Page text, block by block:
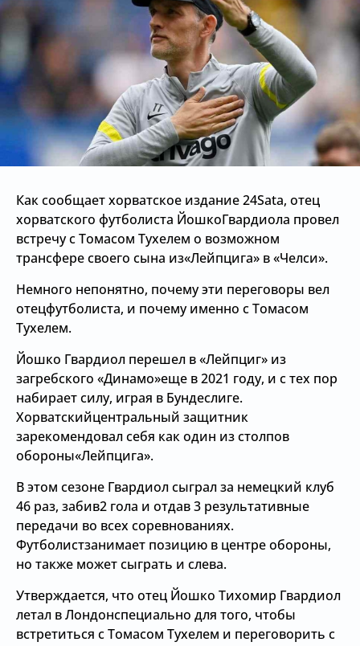
Как сообщает хорватское издание 24Sata, отец
хорватского футболиста ЙошкоГвардиола провел
встречу с Томасом Тухелем о возможном
трансфере своего сына из«Лейпцига» в «Челси».
Немного непонятно, почему эти переговоры вел
отецфутболиста, и почему именно с Томасом
Тухелем.
Йошко Гвардиол перешел в «Лейпциг» из
загребского «Динамо»еще в 2021 году, и с тех пор
набирает силу, играя в Бундеслиге.
Хорватскийцентральный защитник
зарекомендовал себя как один из столпов
обороны«Лейпцига».
В этом сезоне Гвардиол сыграл за немецкий клуб
46 раз, забив2 гола и отдав 3 результативные
передачи во всех соревнованиях.
Футболистзанимает позицию в центре обороны,
но также может сыграть и слева.
Утверждается, что отец Йошко Тихомир Гвардиол
летал в Лондонспециально для того, чтобы
встретиться с Томасом Тухелем и переговорить с
Контакты